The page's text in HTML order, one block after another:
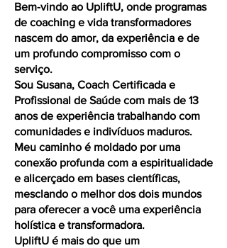
Bem-vindo ao UpliftU, onde programas
de coaching e vida transformadores
nascem do amor, da experiência e de
um profundo compromisso com o
serviço.
Sou Susana, Coach Certificada e
Profissional de Saúde com mais de 13
anos de experiência trabalhando com
comunidades e indivíduos maduros.
Meu caminho é moldado por uma
conexão profunda com a espiritualidade
e alicerçado em bases científicas,
mesclando o melhor dos dois mundos
para oferecer a você uma experiência
holística e transformadora.
UpliftU é mais do que um